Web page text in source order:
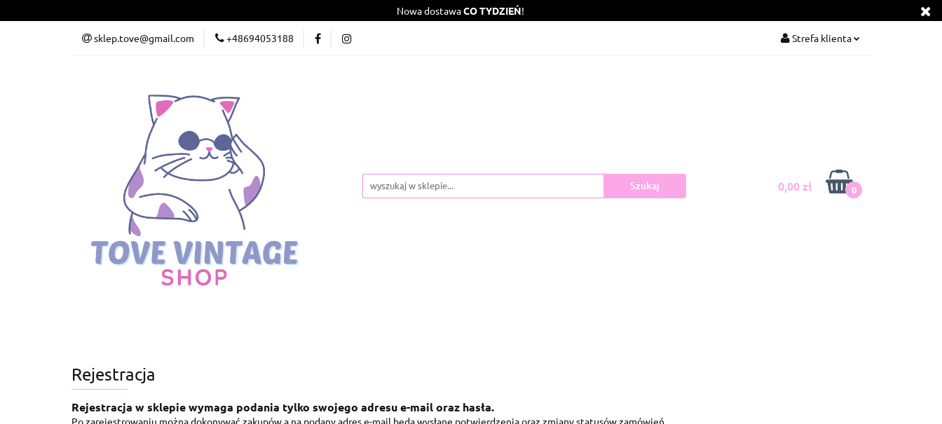
Nowa dostawaCO TYDZIEŃ!
sklep.tove@gmail.com +48694053188 Strefa klienta
0,00 zł 0
Rejestracja
Rejestracja w sklepie wymaga podania tylko swojego adresu e-mail oraz hasła.
Po zarejestrowaniu można dokonywać zakupów a na podany adres e-mail będą wysłane potwierdzenia oraz zmiany statusów zamówień.